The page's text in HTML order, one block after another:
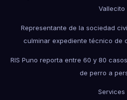
Vallecito
Representante de la sociedad
culminar expediente técnico de
RIS Puno reporta entre 60 y 80
de perro a
Services